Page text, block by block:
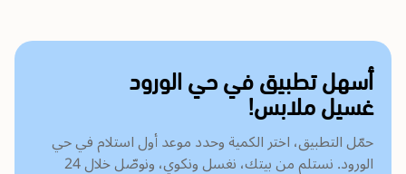
أسهل تطبيق في حي الورود
غسيل ملابس!
حمّل التطبيق، اختر الكمية وحدد موعد أول استلام في حي
الورود. نستلم من بيتك، نغسل ونكوي، ونوصّل خلال 24